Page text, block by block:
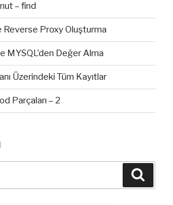
– find
Proxy Oluşturma
MYSQL’den Değer Alma
Üzerindeki Tüm Kayıtlar
Parçaları – 2